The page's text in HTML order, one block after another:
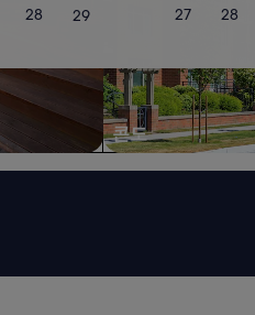
28 29 27 28
콘도